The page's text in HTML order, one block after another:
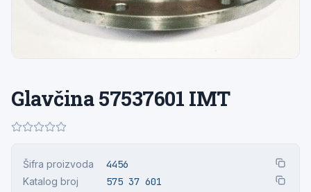
Glavčina 57537601 IMT
Šifra proizvoda 4456
Katalog broj 575 37 601